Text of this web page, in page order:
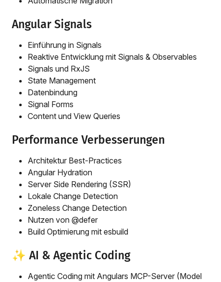
Angular Signals
Einführung in Signals
Reaktive Entwicklung mit Signals & Observables
Signals und RxJS
State Management
Datenbindung
Signal Forms
Content und View Queries
Performance Verbesserungen
Architektur Best-Practices
Angular Hydration
Server Side Rendering (SSR)
Lokale Change Detection
Zoneless Change Detection
Nutzen von @defer
Build Optimierung mit esbuild
✨ AI & Agentic Coding
Agentic Coding mit Angulars MCP-Server (Model